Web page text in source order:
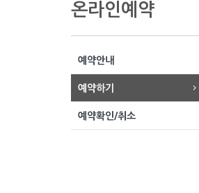
온라인예약
예약안내
예약하기
예약확인/취소